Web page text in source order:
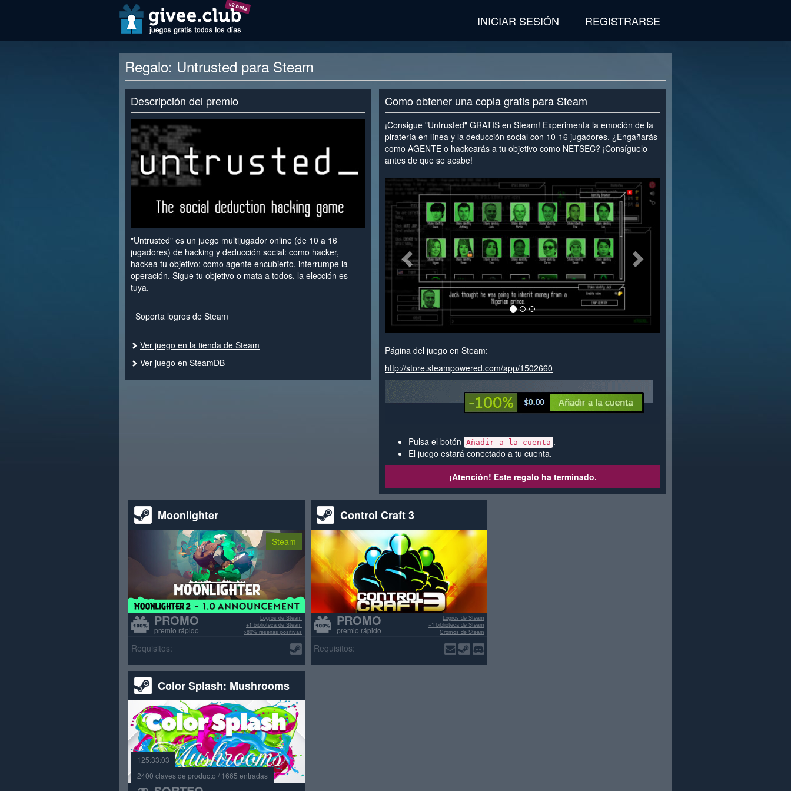
v2 beta
INICIAR SESIÓN REGISTRARSE
Regalo: Untrusted para Steam
Descripción del premio
"Untrusted" es un juego multijugador online (de 10 a 16
jugadores) de hacking y deducción social: como hacker,
hackea tu objetivo; como agente encubierto, interrumpe la
operación. Sigue tu objetivo o mata a todos, la elección es
tuya.
Soporta logros de Steam
Ver juego en la tienda de Steam
Ver juego en SteamDB
Como obtener una copia gratis para Steam
¡Consigue "Untrusted" GRATIS en Steam! Experimenta la emoción de la
piratería en línea y la deducción social con 10-16 jugadores. ¿Engañarás
como AGENTE o hackearás a tu objetivo como NETSEC? ¡Consíguelo
antes de que se acabe!
< >
Página del juego en Steam:
http://store.steampowered.com/app/1502660
Pulsa el botón Añadir a la cuenta .
El juego estará conectado a tu cuenta.
¡Atención! Este regalo ha terminado.
Moonlighter
Steam
PROMO
premio rápido
Logros de Steam
+1 biblioteca de Steam
>80% reseñas positivas
Requisitos:
Control Craft 3
PROMO
premio rápido
Logros de Steam
+1 biblioteca de Steam
Cromos de Steam
Requisitos:
Color Splash: Mushrooms
125:33:03
2400 claves de producto / 1665 entradas